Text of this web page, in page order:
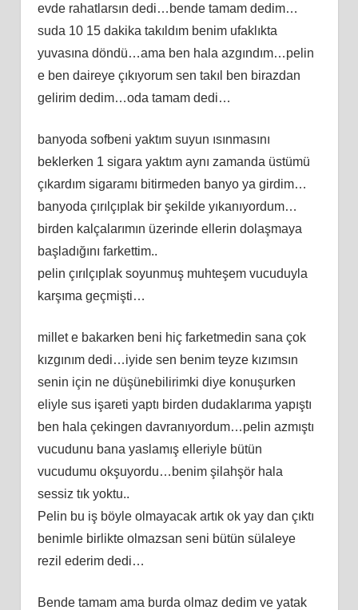
evde rahatlarsın dedi…bende tamam dedim…
suda 10 15 dakika takıldım benim ufaklıkta
yuvasına döndü…ama ben hala azgındım…pelin
e ben daireye çıkıyorum sen takıl ben birazdan
gelirim dedim…oda tamam dedi…
banyoda sofbeni yaktım suyun ısınmasını
beklerken 1 sigara yaktım aynı zamanda üstümü
çıkardım sigaramı bitirmeden banyo ya girdim…
banyoda çırılçıplak bir şekilde yıkanıyordum…
birden kalçalarımın üzerinde ellerin dolaşmaya
başladığını farkettim..
pelin çırılçıplak soyunmuş muhteşem vucuduyla
karşıma geçmişti…
millet e bakarken beni hiç farketmedin sana çok
kızgınım dedi…iyide sen benim teyze kızımsın
senin için ne düşünebilirimki diye konuşurken
eliyle sus işareti yaptı birden dudaklarıma yapıştı
ben hala çekingen davranıyordum…pelin azmıştı
vucudunu bana yaslamış elleriyle bütün
vucudumu okşuyordu…benim şilahşör hala
sessiz tık yoktu..
Pelin bu iş böyle olmayacak artık ok yay dan çıktı
benimle birlikte olmazsan seni bütün sülaleye
rezil ederim dedi…
Bende tamam ama burda olmaz dedim ve yatak